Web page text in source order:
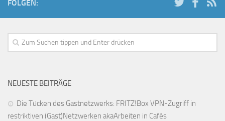
FOLGEN:
NEUESTE BEITRÄGE
Die Tücken des Gastnetzwerks: FRITZ!Box VPN-Zugriff in
restriktiven (Gast)Netzwerken akaArbeiten in Cafés